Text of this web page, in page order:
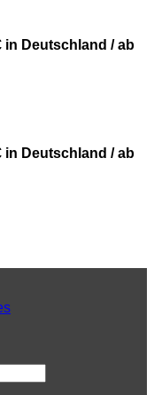
in Deutschland / ab
in Deutschland / ab